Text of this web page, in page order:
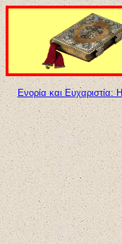
Ενορία και Ευχαριστία: